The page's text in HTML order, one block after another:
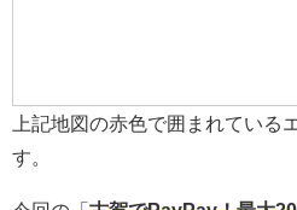
上記地図の赤色で囲まれている
す。